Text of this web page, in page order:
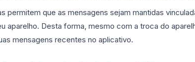
permitem que as mensagens sejam mantidas
aparelho. Desta forma, mesmo com a troca do
mensagens recentes no aplicativo.